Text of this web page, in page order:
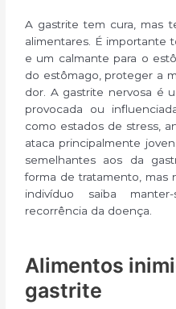
A gastrite tem cura, mas
alimentares. É importante
e um calmante para o
do estômago, proteger a
dor. A gastrite nervosa é
provocada ou
como estados de stress,
ataca principalmente
semelhantes aos da
forma de tratamento, mas
indivíduo saiba
recorrência da doença.
Alimentos
gastrite​